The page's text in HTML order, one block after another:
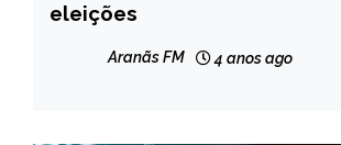
NOTÍCIAS
eleições
Aranãs FM 4 anos ago